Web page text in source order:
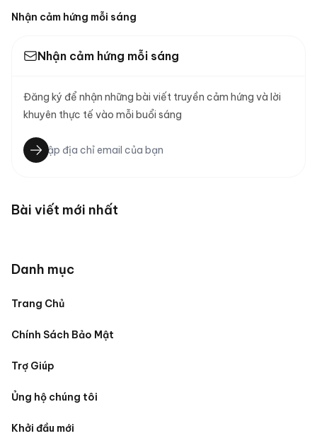
Nhận cảm hứng mỗi sáng
Nhận cảm hứng mỗi sáng
Đăng ký để nhận những bài viết truyền cảm hứng và lời
khuyên thực tế vào mỗi buổi sáng
Bài viết mới nhất
Danh mục
Trang Chủ
Chính Sách Bảo Mật
Trợ Giúp
Ủng hộ chúng tôi
Khởi đầu mới